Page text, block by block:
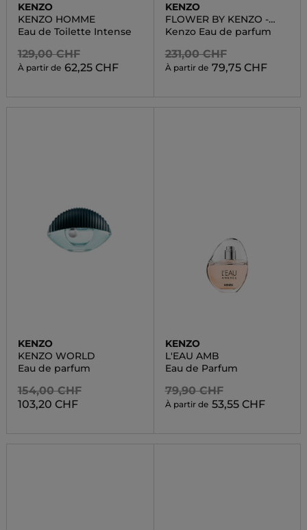
KENZO
KENZO HOMME
Eau de Toilette Intense
129,00 CHF
À partir de 62,25 CHF
KENZO
FLOWER BY KENZO -
L'ABSOLUE
Kenzo Eau de parfum
231,00 CHF
À partir de 79,75 CHF
KENZO
KENZO WORLD
Eau de parfum
154,00 CHF
103,20 CHF
KENZO
L'EAU AMB
Eau de Parfum
79,90 CHF
À partir de 53,55 CHF